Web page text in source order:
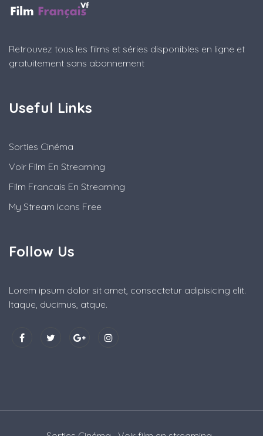
Retrouvez tous les films et séries disponibles en ligne et
gratuitement sans abonnement
Useful Links
Sorties Cinéma
Voir Film En Streaming
Film Francais En Streaming
My Stream Icons Free
Follow Us
Lorem ipsum dolor sit amet, consectetur adipisicing elit.
Itaque, ducimus, atque.